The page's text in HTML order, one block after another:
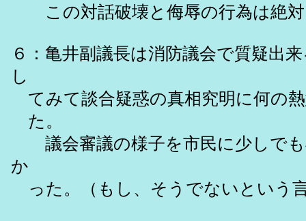
この対話破壊と侮辱の行為は絶対
６：亀井副議長は消防議会で質疑出
し
てみて談合疑惑の真相究明に何の
た。
議会審議の様子を市民に少しでも
か
った。（もし、そうでないという